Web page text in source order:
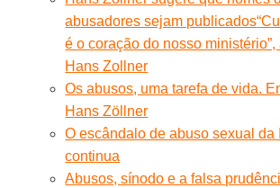
abusadores sejam publicados
é o coração do nosso
Hans Zollner
Os abusos, uma tarefa de vida.
Hans Zöllner
O escândalo de abuso sexual da
continua
Abusos, sínodo e a falsa